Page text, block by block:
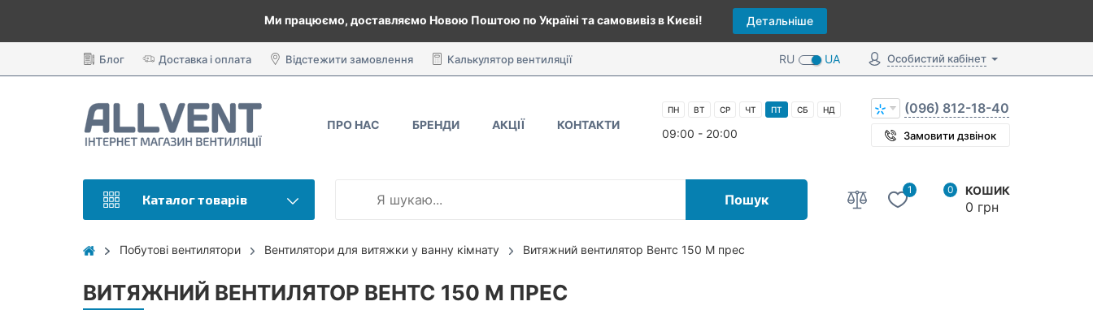
Ми працюємо, доставляємо Новою Поштою по Україні та самовивіз в Києві! Детальніше
Блог Доставка і оплата Відстежити замовлення Калькулятор вентиляції Особистий кабінет
RU UA
ПРО НАС БРЕНДИ АКЦІЇ КОНТАКТИ
ПН ВТ СР ЧТ ПТ СБ НД
09:00 - 20:00
(096) 812-18-40
Замовити дзвінок
Каталог товарів Пошук
0 КОШИК
0 грн
1
Побутові вентилятори Вентилятори для витяжки у ванну кімнату Витяжний вентилятор Вентс 150 М прес
ВИТЯЖНИЙ ВЕНТИЛЯТОР ВЕНТС 150 М ПРЕС